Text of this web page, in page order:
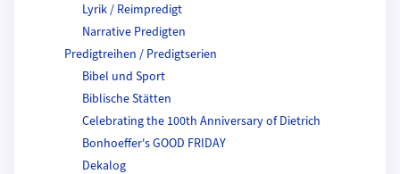
Lyrik / Reimpredigt
Narrative Predigten
Predigtreihen / Predigtserien
Bibel und Sport
Biblische Stätten
Celebrating the 100th Anniversary of Dietrich
Bonhoeffer's GOOD FRIDAY
Dekalog